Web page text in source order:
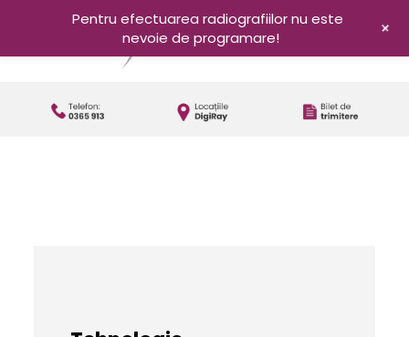
Pentru efectuarea radiografiilor nu este
nevoie de programare!
+